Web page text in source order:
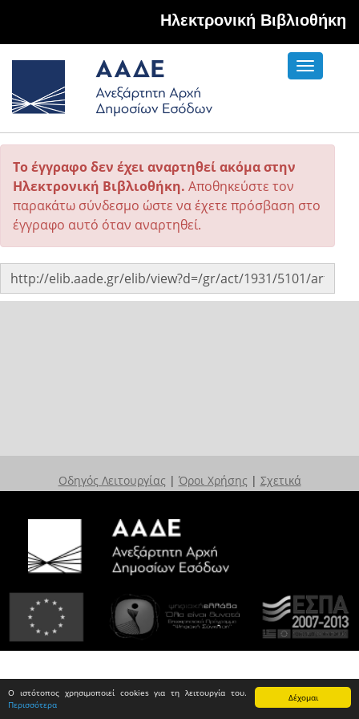
Δέχομαι
Ο ιστότοπος χρησιμοποιεί cookies για τη λειτουργία του.
Περισσότερα
Hλεκτρονική Βιβλιοθήκη
Toggle
Το έγγραφο δεν έχει αναρτηθεί ακόμα στην
Ηλεκτρονική Βιβλιοθήκη. Αποθηκεύστε τον
παρακάτω σύνδεσμο ώστε να έχετε πρόσβαση στο
έγγραφο αυτό όταν αναρτηθεί.
Οδηγός Λειτουργίας | Όροι Χρήσης | Σχετικά